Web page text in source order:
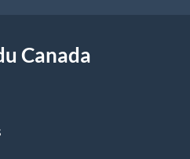
Canada